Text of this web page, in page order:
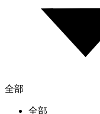
全部
全部